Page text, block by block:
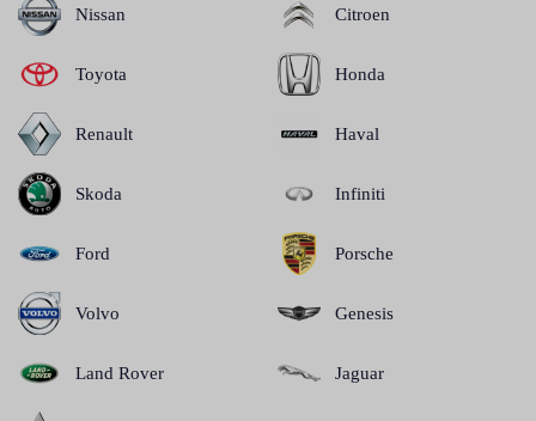
Nissan
Toyota
Renault
Skoda
Ford
Volvo
Land Rover
Citroen
Honda
Haval
Infiniti
Porsche
Genesis
Jaguar